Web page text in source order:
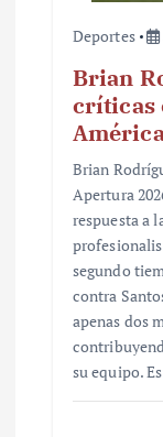
Deportes
Brian
críticas
Brian
Apertura
respuesta a
segundo
contra
apenas dos
su equipo.